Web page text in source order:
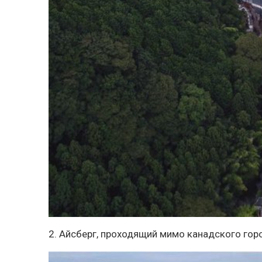
2. Айсберг, проходящий мимо канадского